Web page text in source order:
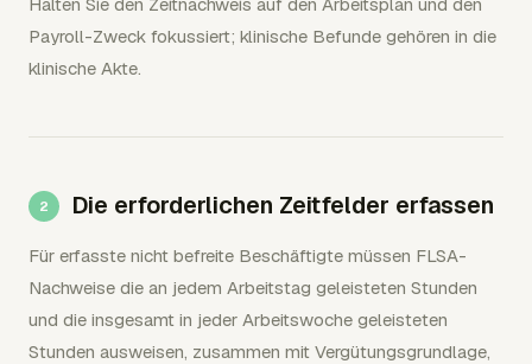
Payroll-Zweck fokussiert; klinische Befunde gehören in die
klinische Akte.
Die erforderlichen Zeitfelder erfassen
Für erfasste nicht befreite Beschäftigte müssen FLSA-
Nachweise die an jedem Arbeitstag geleisteten Stunden
und die insgesamt in jeder Arbeitswoche geleisteten
Stunden ausweisen, zusammen mit Vergütungsgrundlage,